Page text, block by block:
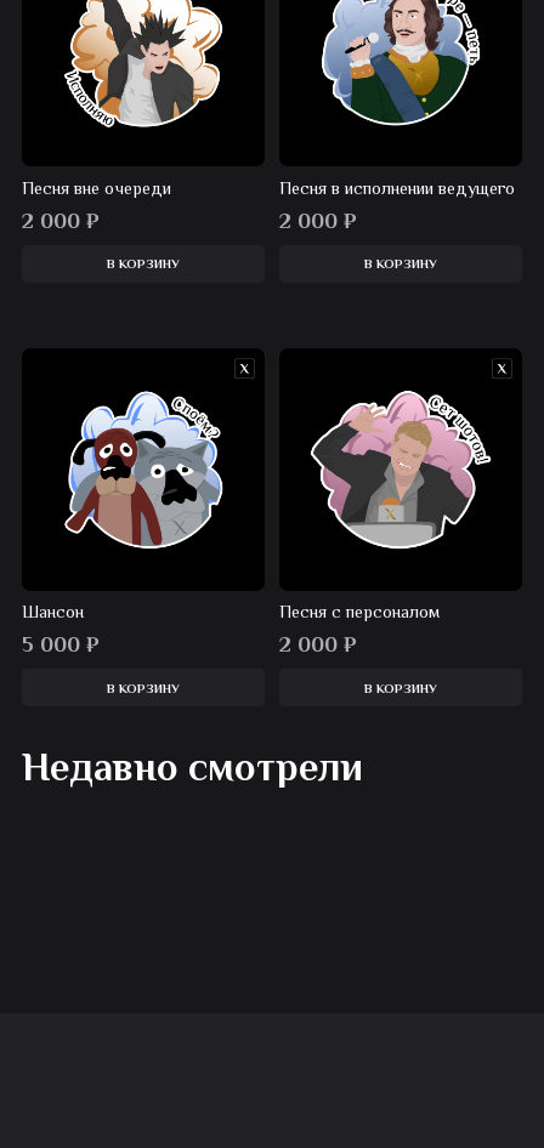
Песня вне очереди
2 000 ₽
В КОРЗИНУ
Песня в исполнении ведущего
2 000₽
В КОРЗИНУ
Шансон
5 000 ₽
В КОРЗИНУ
Песня с персоналом
2 000₽
В КОРЗИНУ
Недавно смотрели